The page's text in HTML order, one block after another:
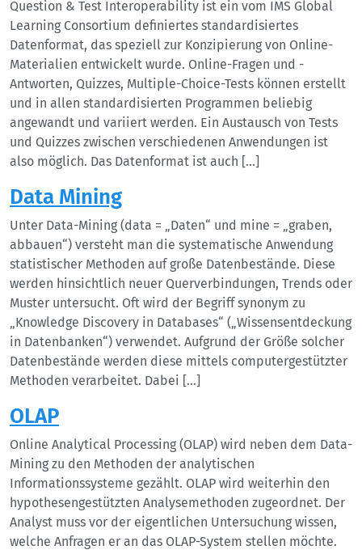
Question & Test Interoperability ist ein vom IMS Global
Learning Consortium definiertes standardisiertes
Datenformat, das speziell zur Konzipierung von Online-
Materialien entwickelt wurde. Online-Fragen und -
Antworten, Quizzes, Multiple-Choice-Tests können erstellt
und in allen standardisierten Programmen beliebig
angewandt und variiert werden. Ein Austausch von Tests
und Quizzes zwischen verschiedenen Anwendungen ist
also möglich. Das Datenformat ist auch […]
Data Mining
Unter Data-Mining (data = „Daten“ und mine = „graben,
abbauen“) versteht man die systematische Anwendung
statistischer Methoden auf große Datenbestände. Diese
werden hinsichtlich neuer Querverbindungen, Trends oder
Muster untersucht. Oft wird der Begriff synonym zu
„Knowledge Discovery in Databases“ („Wissensentdeckung
in Datenbanken“) verwendet. Aufgrund der Größe solcher
Datenbestände werden diese mittels computergestützter
Methoden verarbeitet. Dabei […]
OLAP
Online Analytical Processing (OLAP) wird neben dem Data-
Mining zu den Methoden der analytischen
Informationssysteme gezählt. OLAP wird weiterhin den
hypothesengestützten Analysemethoden zugeordnet. Der
Analyst muss vor der eigentlichen Untersuchung wissen,
welche Anfragen er an das OLAP-System stellen möchte.